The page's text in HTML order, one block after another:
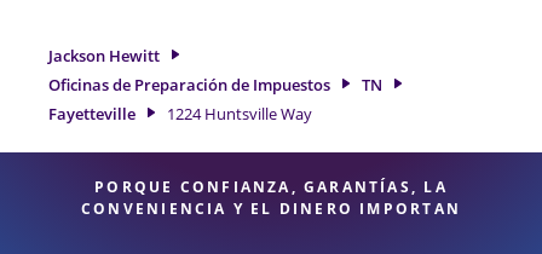
grande. Si necesita servicios de preparación de impuestos
en Fayetteville, TN, la ubicación de Jackson Hewitt en 1224
Huntsville Way es una opción excelente. Con nuestros
expertos profesionales de impuestos, atención al detalle y
Jackson Hewitt
Oficinas de Preparación de Impuestos
TN
Fayetteville
1224 Huntsville Way
PORQUE CONFIANZA, GARANTÍAS, LA
CONVENIENCIA Y EL DINERO IMPORTAN